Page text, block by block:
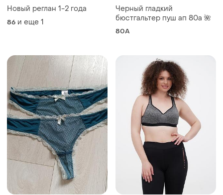
Новый реглан 1-2 года
86 и еще 1
Черный гладкий
бюстгальтер пуш ап 80а 🌺
80A